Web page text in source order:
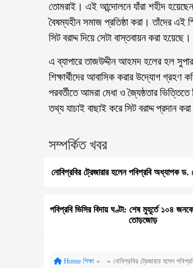
তোমরাই। এই আন্দোলনে যাঁরা শহীদ
বৈষম্যহীন সমাজ প্রতিষ্ঠা করা। তাঁদের এই
সিট বরাদ্দ দিয়ে সেটা বাস্তবায়ন করা হয়েছে।
এ ব্যাপারে তাজউদ্দীন আহমদ হলের হল
শিক্ষার্থীদের আবাসিক করার উদ্যোগ গ্রহণ
পরবর্তীতে আমরা মেধা ও জ্যৈষ্ঠতার
তথ্য যাচাই বাছাই করে সিট বরাদ্দ প্রদান
সম্পর্কিত খবর
নোবিপ্রবির ট্রেজারার হলেন পবিপ্রবি অধ্যাপক ড.
পবিপ্রবি ভিসির বিদায় ঘণ্টা: শেষ মুহূর্তে ১০৪
তোড়জোড়
Home শিক্ষা » » নোবিপ্রবির ট্রেজারার হলেন